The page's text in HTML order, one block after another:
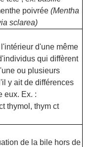
poivrée (Mentha
sclarea)
d'une même
qui diffèrent
ou plusieurs
y ait de différences
eux. Ex. :
thymol, thym ct
de la bile hors de